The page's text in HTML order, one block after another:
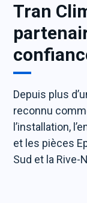
Tran
Depuis plus
reconnu
l’installation,
et les pièces
Sud et la Rive-